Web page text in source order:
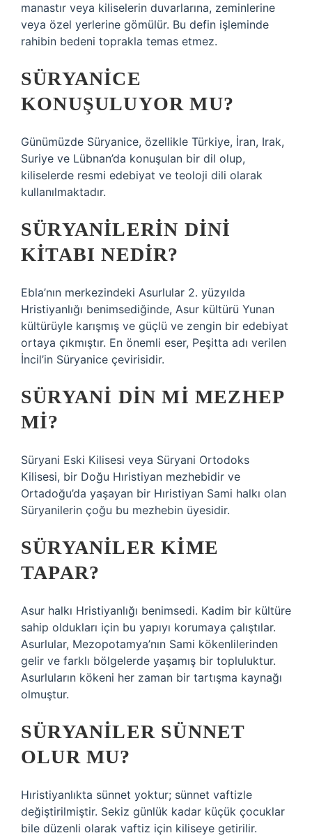
manastır veya kiliselerin duvarlarına, zeminlerine
veya özel yerlerine gömülür. Bu defin işleminde
rahibin bedeni toprakla temas etmez.
SÜRYANICE
KONUŞULUYOR MU?
Günümüzde Süryanice, özellikle Türkiye, İran, Irak,
Suriye ve Lübnan’da konuşulan bir dil olup,
kiliselerde resmi edebiyat ve teoloji dili olarak
kullanılmaktadır.
SÜRYANILERIN DINI
KITABI NEDIR?
Ebla’nın merkezindeki Asurlular 2. yüzyılda
Hristiyanlığı benimsediğinde, Asur kültürü Yunan
kültürüyle karışmış ve güçlü ve zengin bir edebiyat
ortaya çıkmıştır. En önemli eser, Peşitta adı verilen
İncil’in Süryanice çevirisidir.
SÜRYANI DIN MI MEZHEP
MI?
Süryani Eski Kilisesi veya Süryani Ortodoks
Kilisesi, bir Doğu Hıristiyan mezhebidir ve
Ortadoğu’da yaşayan bir Hıristiyan Sami halkı olan
Süryanilerin çoğu bu mezhebin üyesidir.
SÜRYANILER KIME
TAPAR?
Asur halkı Hristiyanlığı benimsedi. Kadim bir kültüre
sahip oldukları için bu yapıyı korumaya çalıştılar.
Asurlular, Mezopotamya’nın Sami kökenlilerinden
gelir ve farklı bölgelerde yaşamış bir topluluktur.
Asurluların kökeni her zaman bir tartışma kaynağı
olmuştur.
SÜRYANILER SÜNNET
OLUR MU?
Hıristiyanlıkta sünnet yoktur; sünnet vaftizle
değiştirilmiştir. Sekiz günlük kadar küçük çocuklar
bile düzenli olarak vaftiz için kiliseye getirilir.